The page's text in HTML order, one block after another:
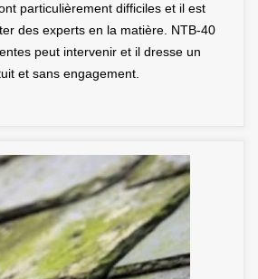
particulièrement difficiles et il est
des experts en la matière. NTB-40
peut intervenir et il dresse un
et sans engagement.